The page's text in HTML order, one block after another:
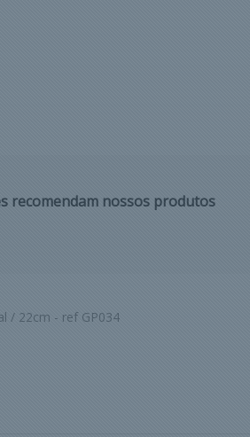
recomendam nossos produtos
/ 22cm - ref GP034